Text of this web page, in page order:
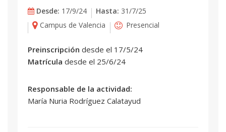
Desde: 17/9/24 Hasta: 31/7/25
Campus de Valencia
Presencial
Preinscripción desde el 17/5/24
Matrícula desde el 25/6/24
Responsable de la actividad:
María Nuria Rodríguez Calatayud